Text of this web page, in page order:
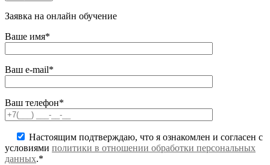
Заявка на онлайн обучение
Ваше имя*
Ваш e-mail*
Ваш телефон*
Настоящим подтверждаю, что я ознакомлен и согласен с
условиями политики в отношении обработки персональных
данных.*